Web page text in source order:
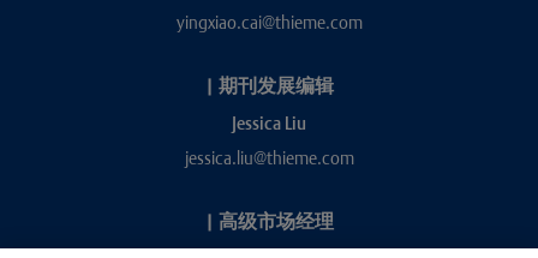
yingxiao.cai@thieme.com
| 期刊发展编辑
Jessica Liu
jessica.liu@thieme.com
| 高级市场经理